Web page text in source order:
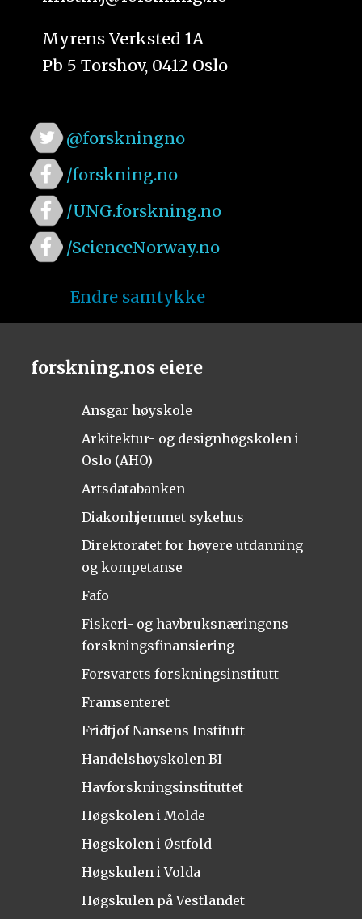
Myrens Verksted 1A
Pb 5 Torshov, 0412 Oslo
@forskningno
/forskning.no
/UNG.forskning.no
/ScienceNorway.no
Endre samtykke
forskning.nos eiere
Ansgar høyskole
Arkitektur- og designhøgskolen i
Oslo (AHO)
Artsdatabanken
Diakonhjemmet sykehus
Direktoratet for høyere utdanning
og kompetanse
Fafo
Fiskeri- og havbruksnæringens
forskningsfinansiering
Forsvarets forskningsinstitutt
Framsenteret
Fridtjof Nansens Institutt
Handelshøyskolen BI
Havforskningsinstituttet
Høgskolen i Molde
Høgskolen i Østfold
Høgskulen i Volda
Høgskulen på Vestlandet